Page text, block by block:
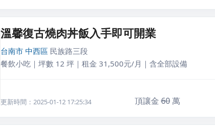
溫馨復古燒肉丼飯入手即可開業
台南市 中西區 民族路三段
餐飲小吃｜坪數 12 坪｜租金 31,500元/月｜含全部設備
更新時間：2025-01-12 17:25:34 頂讓金60萬